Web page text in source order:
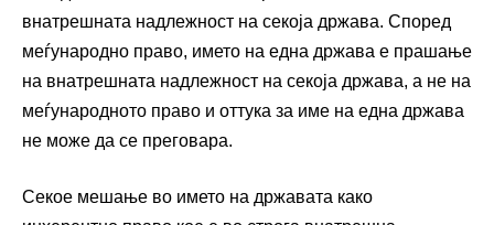
внатрешната надлежност на секоја држава. Според
меѓународно право, името на една држава е прашање
на внатрешната надлежност на секоја држава, а не на
меѓународното право и оттука за име на една држава
не може да се преговара.
Секое мешање во името на државата како